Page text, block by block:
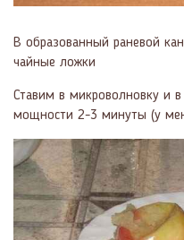
В образованный раневой
чайные ложки
Ставим в микроволновку и
мощности 2-3 минуты (у